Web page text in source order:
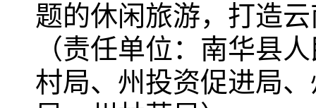
题的休闲旅游，打造
（责任单位：南华县
村局、州投资促进局